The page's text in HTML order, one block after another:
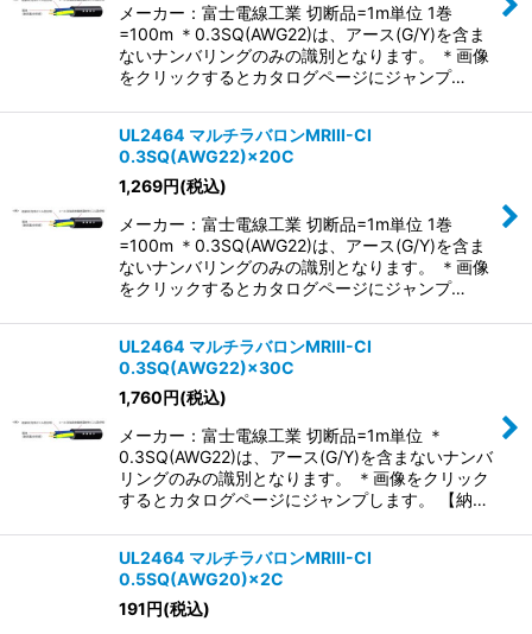
メーカー：富士電線工業 切断品=1m単位 1巻
=100m ＊0.3SQ(AWG22)は、アース(G/Y)を含ま
ないナンバリングのみの識別となります。 ＊画像
をクリックするとカタログページにジャンプ…
UL2464 マルチラバロンMRIII-CI
0.3SQ(AWG22)×20C
1,269円(税込)
メーカー：富士電線工業 切断品=1m単位 1巻
=100m ＊0.3SQ(AWG22)は、アース(G/Y)を含ま
ないナンバリングのみの識別となります。 ＊画像
をクリックするとカタログページにジャンプ…
UL2464 マルチラバロンMRIII-CI
0.3SQ(AWG22)×30C
1,760円(税込)
メーカー：富士電線工業 切断品=1m単位 ＊
0.3SQ(AWG22)は、アース(G/Y)を含まないナンバ
リングのみの識別となります。 ＊画像をクリック
するとカタログページにジャンプします。 【納…
UL2464 マルチラバロンMRIII-CI
0.5SQ(AWG20)×2C
191円(税込)